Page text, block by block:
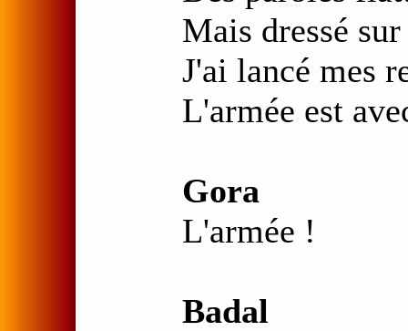
Mais dressé
J'ai lancé mes
L'armée est
Gora
L'armée !
Badal